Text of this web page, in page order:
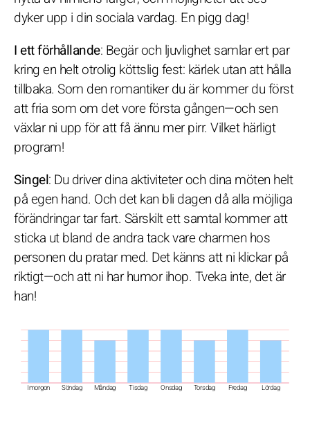
Imorgon Söndag Måndag Tisdag Onsdag Torsdag Fredag Lördag
dyker upp i din sociala vardag. En pigg dag!
I ett förhållande: Begär och ljuvlighet samlar ert par
kring en helt otrolig köttslig fest: kärlek utan att hålla
tillbaka. Som den romantiker du är kommer du först
att fria som om det vore första gången—och sen
växlar ni upp för att få ännu mer pirr. Vilket härligt
program!
Singel: Du driver dina aktiviteter och dina möten helt
på egen hand. Och det kan bli dagen då alla möjliga
förändringar tar fart. Särskilt ett samtal kommer att
sticka ut bland de andra tack vare charmen hos
personen du pratar med. Det känns att ni klickar på
riktigt—och att ni har humor ihop. Tveka inte, det är
han!